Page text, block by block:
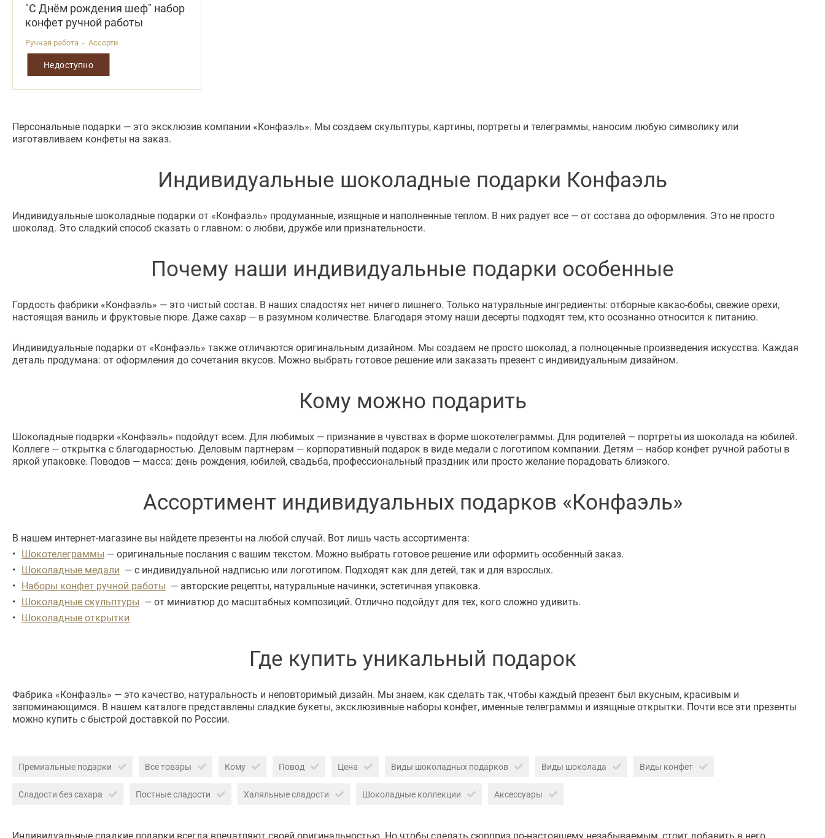
"С Днём рождения шеф" набор
конфет ручной работы
Ручная работа - Ассорти
Недоступно
Персональные подарки — это эксклюзив компании «Конфаэль». Мы создаем скульптуры, картины, портреты и телеграммы, наносим любую символику или
изготавливаем конфеты на заказ.
Индивидуальные шоколадные подарки Конфаэль
Индивидуальные шоколадные подарки от «Конфаэль» продуманные, изящные и наполненные теплом. В них радует все — от состава до оформления. Это не просто
шоколад. Это сладкий способ сказать о главном: о любви, дружбе или признательности.
Почему наши индивидуальные подарки особенные
Гордость фабрики «Конфаэль» — это чистый состав. В наших сладостях нет ничего лишнего. Только натуральные ингредиенты: отборные какао-бобы, свежие орехи,
настоящая ваниль и фруктовые пюре. Даже сахар — в разумном количестве. Благодаря этому наши десерты подходят тем, кто осознанно относится к питанию.
Индивидуальные подарки от «Конфаэль» также отличаются оригинальным дизайном. Мы создаем не просто шоколад, а полноценные произведения искусства. Каждая
деталь продумана: от оформления до сочетания вкусов. Можно выбрать готовое решение или заказать презент с индивидуальным дизайном.
Кому можно подарить
Шоколадные подарки «Конфаэль» подойдут всем. Для любимых — признание в чувствах в форме шокотелеграммы. Для родителей — портреты из шоколада на юбилей.
Коллеге — открытка с благодарностью. Деловым партнерам — корпоративный подарок в виде медали с логотипом компании. Детям — набор конфет ручной работы в
яркой упаковке. Поводов — масса: день рождения, юбилей, свадьба, профессиональный праздник или просто желание порадовать близкого.
Ассортимент индивидуальных подарков «Конфаэль»
В нашем интернет-магазине вы найдете презенты на любой случай. Вот лишь часть ассортимента:
Шокотелеграммы — оригинальные послания с вашим текстом. Можно выбрать готовое решение или оформить особенный заказ.
Шоколадные медали — с индивидуальной надписью или логотипом. Подходят как для детей, так и для взрослых.
Наборы конфет ручной работы — авторские рецепты, натуральные начинки, эстетичная упаковка.
Шоколадные скульптуры — от миниатюр до масштабных композиций. Отлично подойдут для тех, кого сложно удивить.
Шоколадные открытки
Где купить уникальный подарок
Фабрика «Конфаэль» — это качество, натуральность и неповторимый дизайн. Мы знаем, как сделать так, чтобы каждый презент был вкусным, красивым и
запоминающимся. В нашем каталоге представлены сладкие букеты, эксклюзивные наборы конфет, именные телеграммы и изящные открытки. Почти все эти презенты
можно купить с быстрой доставкой по России.
Премиальные подарки Все товары Кому Повод Цена Виды шоколадных подарков Виды шоколада Виды конфет
Сладости без сахара Постные сладости Халяльные сладости Шоколадные коллекции Аксессуары
Индивидуальные сладкие подарки всегда впечатляют своей оригинальностью. Но чтобы сделать сюрприз по-настоящему незабываемым, стоит добавить в него